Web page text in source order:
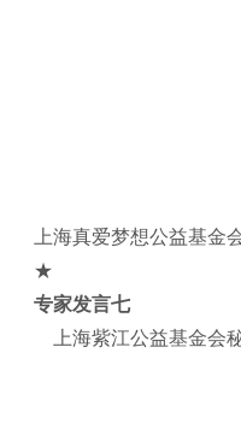
上海真爱梦想公益基金
★
专家发言七
上海紫江公益基金会